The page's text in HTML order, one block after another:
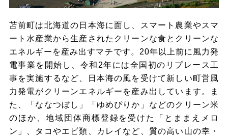
苫前町は北海道の日本海に面し、スマート農業やスマ
ート水産業から生産されたクリーンな食とクリーンな
エネルギーを産み出すマチです。20年以上前に風力発
電事業を開始し、令和2年には全国初のリプレース工
事を実施するなど、日本海の風を受けて新しい町営風
力発電がクリーンエネルギーを産み出しています。ま
た、「ななつぼし」「ゆめぴりか」などのクリーン米
のほか、地域団体商標登録を受けた「とままえメロ
ン」、タコやエビ類、カレイなど、質の高い山の幸・